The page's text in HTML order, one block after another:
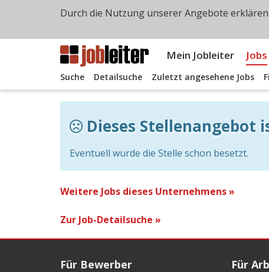
Mein Jobleiter Jobs
Suche Detailsuche Zuletzt angesehene Jobs
Dieses
Eventuell wurde die Stelle schon besetzt.
Weitere Jobs dieses Unternehmens »
Zur Job-Detailsuche »
Für Bewerber Für
Durch die Nutzung unserer Angebote